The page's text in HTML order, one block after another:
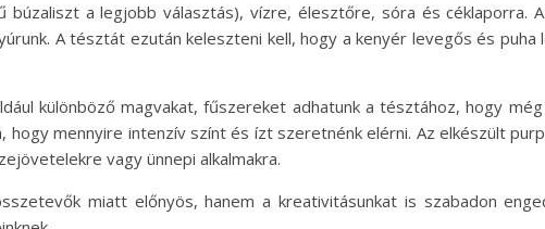
a legjobb választás), vízre, élesztőre, sóra és céklaporra.
A tésztát ezután keleszteni kell, hogy a kenyér levegős és puha
különböző magvakat, fűszereket adhatunk a tésztához, hogy
mennyire intenzív színt és ízt szeretnénk elérni. Az elkészült
vagy ünnepi alkalmakra.
miatt előnyös, hanem a kreativitásunkat is szabadon